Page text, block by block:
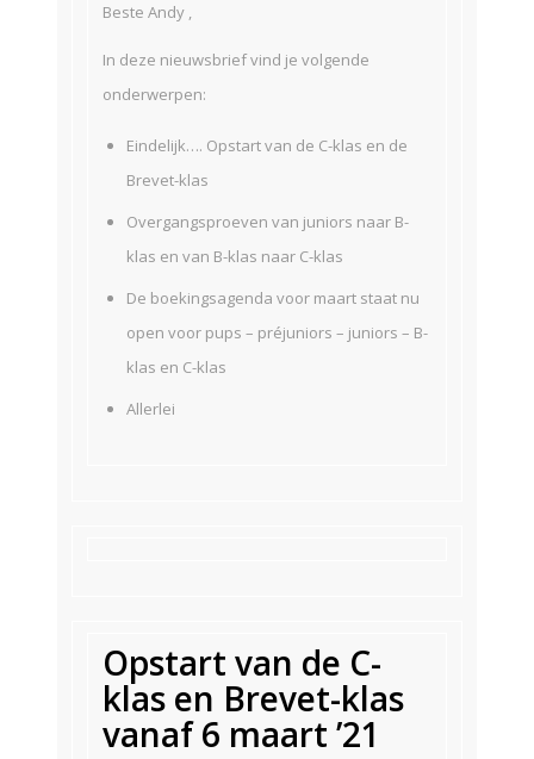
Beste Andy ,
In deze nieuwsbrief vind je volgende
onderwerpen:
Eindelijk…. Opstart van de C-klas en de
Brevet-klas
Overgangsproeven van juniors naar B-
klas en van B-klas naar C-klas
De boekingsagenda voor maart staat nu
open voor pups – préjuniors – juniors – B-
klas en C-klas
Allerlei
Opstart van de C-
klas en Brevet-klas
vanaf 6 maart ’21